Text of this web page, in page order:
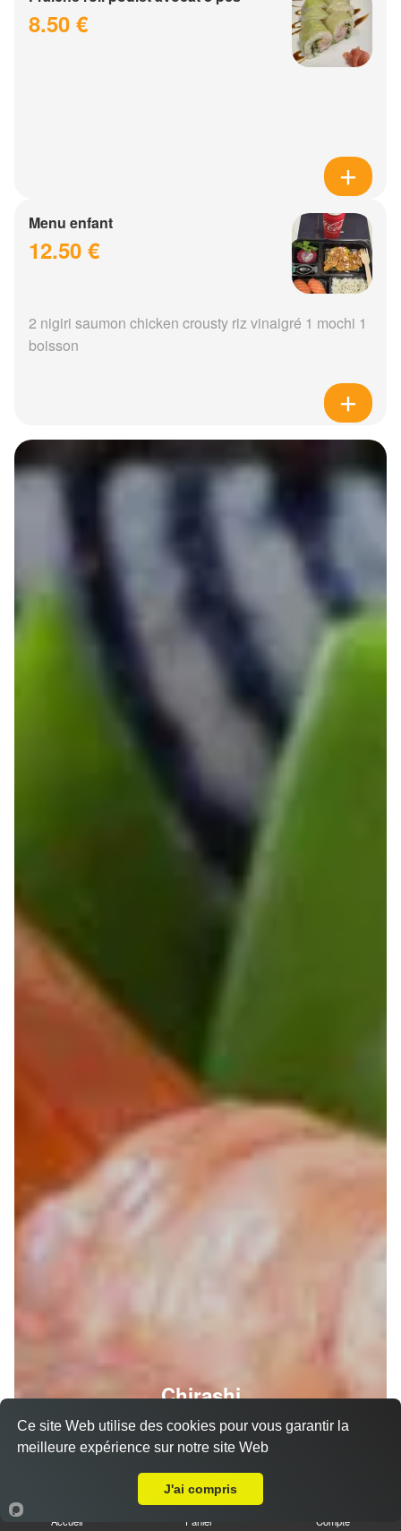
8.50 €
Menu enfant
12.50 €
2 nigiri saumon chicken crousty riz vinaigré 1 mochi 1
boisson
Chirashi
Accueil Panier Compte
Ce site Web utilise des cookies pour vous garantir la
meilleure expérience sur notre site Web
J'ai compris